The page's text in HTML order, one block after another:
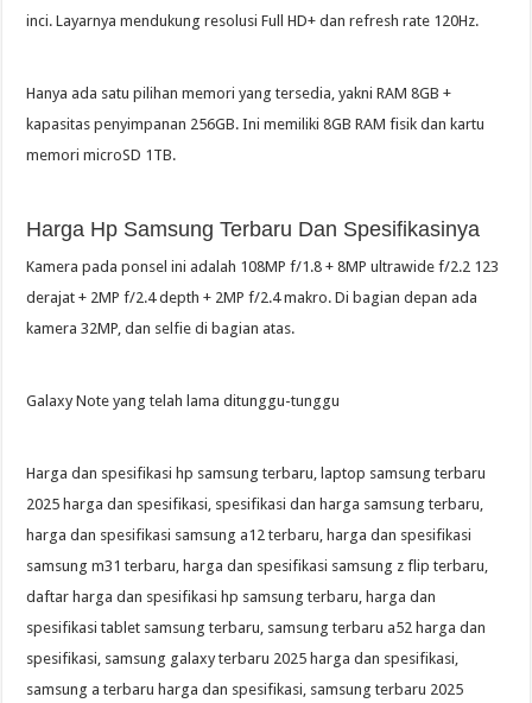
inci. Layarnya mendukung resolusi Full HD+ dan refresh rate 120Hz.
Hanya ada satu pilihan memori yang tersedia, yakni RAM 8GB +
kapasitas penyimpanan 256GB. Ini memiliki 8GB RAM fisik dan kartu
memori microSD 1TB.
Harga Hp Samsung Terbaru Dan Spesifikasinya
Kamera pada ponsel ini adalah 108MP f/1.8 + 8MP ultrawide f/2.2 123
derajat + 2MP f/2.4 depth + 2MP f/2.4 makro. Di bagian depan ada
kamera 32MP, dan selfie di bagian atas.
Galaxy Note yang telah lama ditunggu-tunggu
Harga dan spesifikasi hp samsung terbaru, laptop samsung terbaru
2025 harga dan spesifikasi, spesifikasi dan harga samsung terbaru,
harga dan spesifikasi samsung a12 terbaru, harga dan spesifikasi
samsung m31 terbaru, harga dan spesifikasi samsung z flip terbaru,
daftar harga dan spesifikasi hp samsung terbaru, harga dan
spesifikasi tablet samsung terbaru, samsung terbaru a52 harga dan
spesifikasi, samsung galaxy terbaru 2025 harga dan spesifikasi,
samsung a terbaru harga dan spesifikasi, samsung terbaru 2025